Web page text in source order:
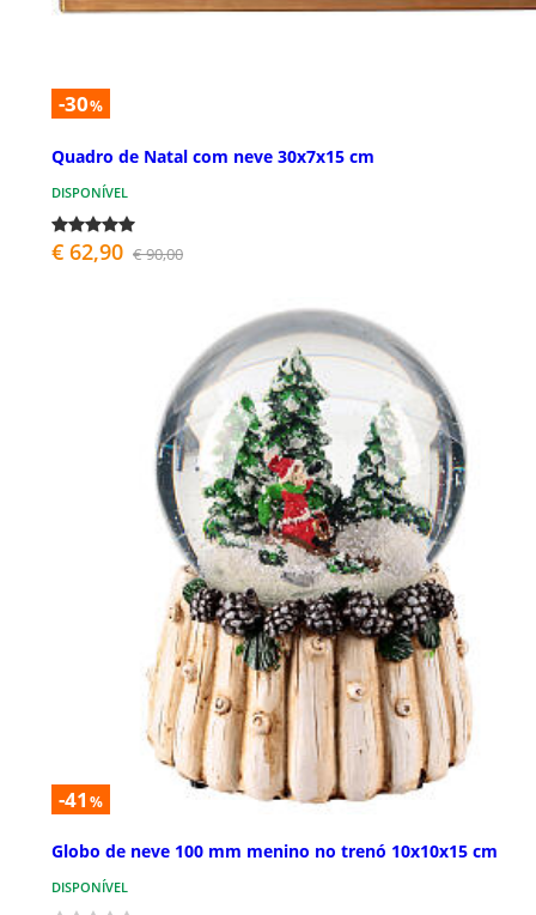
-30%
Quadro de Natal com neve 30x7x15 cm
DISPONÍVEL
€ 62,90 € 90,00
-41 %
Globo de neve 100 mm menino no trenó 10x10x15 cm
DISPONÍVEL